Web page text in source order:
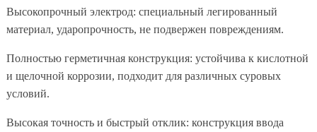
Высокопрочный электрод: специальный легированный
материал, ударопрочность, не подвержен повреждениям.
Полностью герметичная конструкция: устойчива к кислотной
и щелочной коррозии, подходит для различных суровых
условий.
Высокая точность и быстрый отклик: конструкция ввода